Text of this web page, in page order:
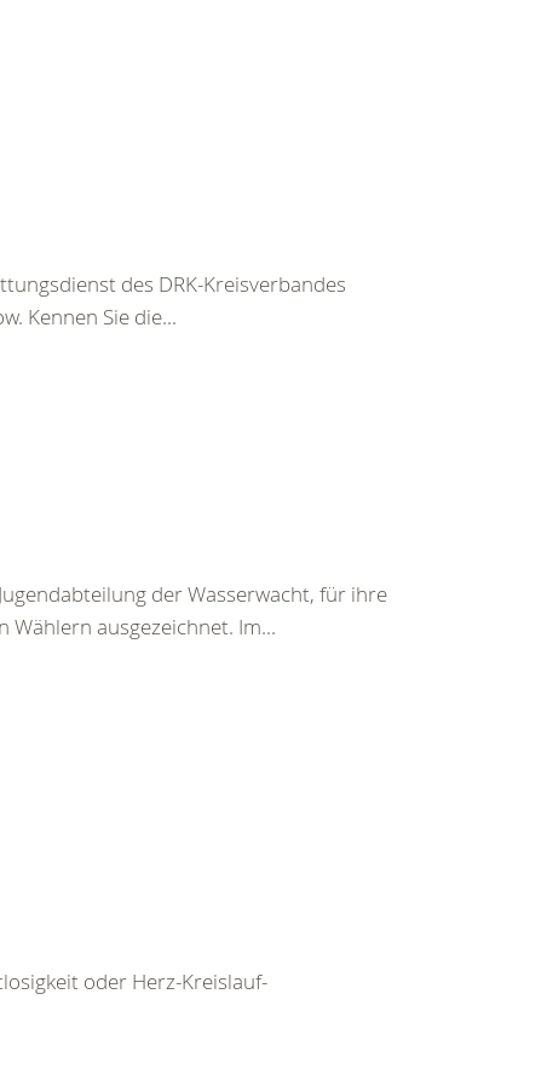
des DRK-Kreisverbandes
Kennen Sie die...
der Wasserwacht, für ihre
Wählern ausgezeichnet. Im...
oder Herz-Kreislauf-